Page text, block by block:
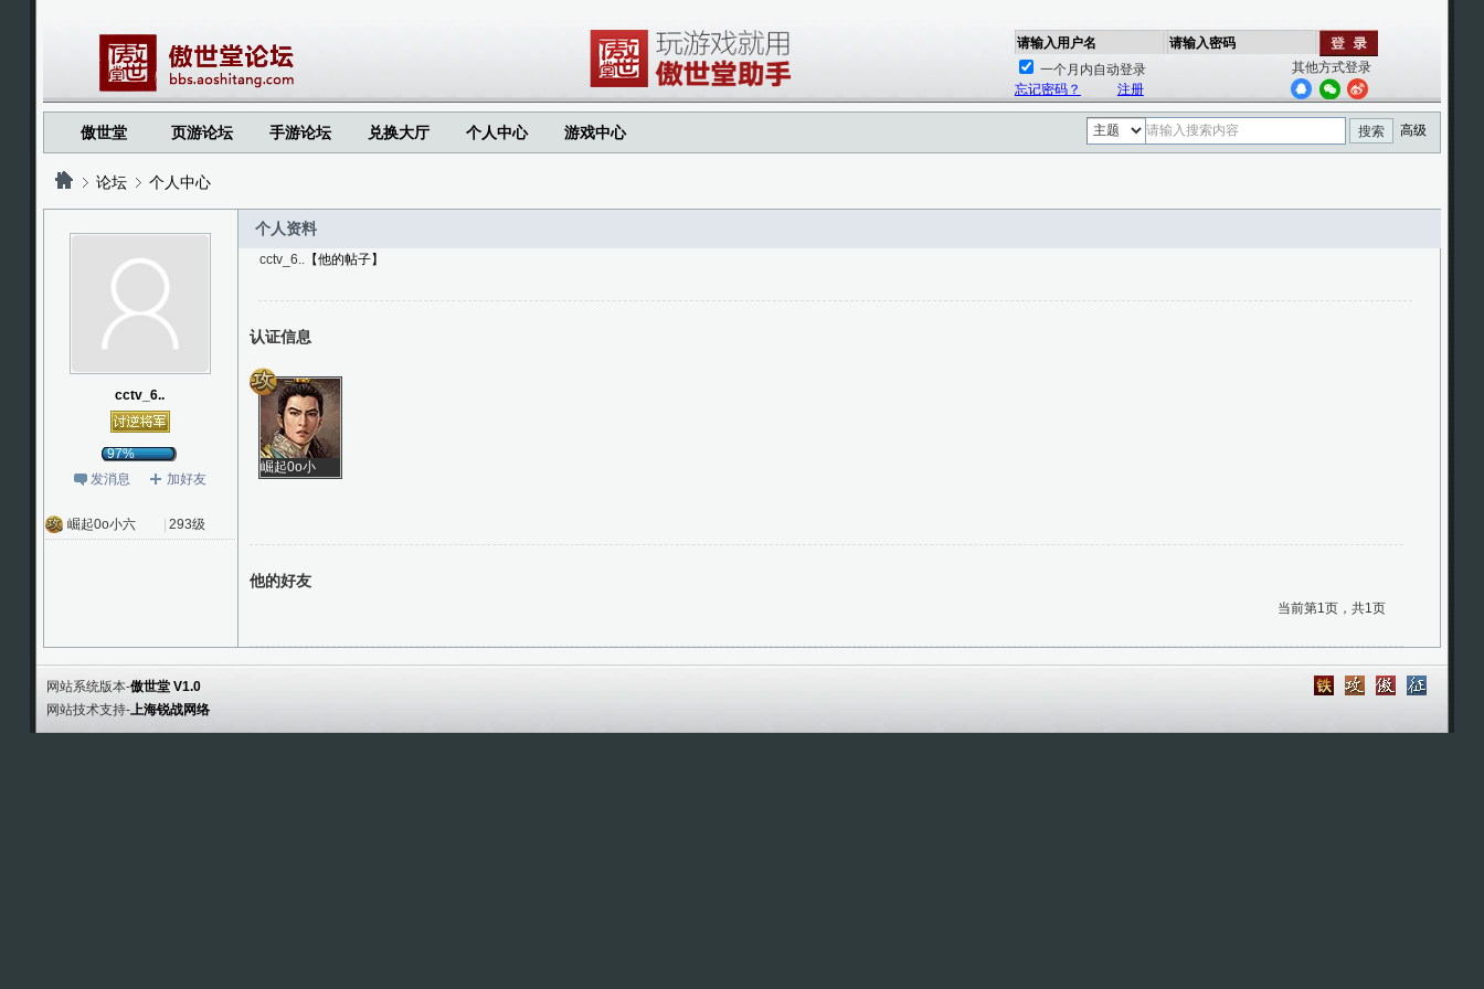
请输入用户名
请输入密码
一个月内自动登录
忘记密码？
注册
其他方式登录
傲世堂 页游论坛 手游论坛 兑换大厅 个人中心 游戏中心 搜索 高级
论坛
?
个人中心
cctv_6..
97%
发消息
加好友
崛起0o小六 293级
个人资料
cctv_6..【他的帖子】
认证信息
崛起0o小
他的好友
当前第1页，共1页
网站系统版本-傲世堂 V1.0
网站技术支持-上海锐战网络